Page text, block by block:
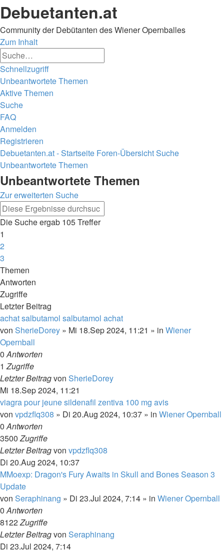
Debuetanten.at
Community der Debütanten des Wiener Opernballes
Zum Inhalt
Schnellzugriff
Unbeantwortete Themen
Aktive Themen
Suche
FAQ
Anmelden
Registrieren
Debuetanten.at - Startseite Foren-ÜbersichtSuche
Unbeantwortete Themen
Suche
Unbeantwortete Themen
Zur erweiterten Suche
Die Suche ergab 105 Treffer
1
2
3
Nächste
Themen
Antworten
Zugriffe
Letzter Beitrag
achat salbutamol salbutamol achat
von SherieDorey » Mi 18.Sep 2024, 11:21 » in Wiener
Opernball
0Antworten
1Zugriffe
Letzter Beitragvon SherieDorey
Mi 18.Sep 2024, 11:21
viagra pour jeune sildenafil zentiva 100 mg avis
von vpdzflq308 » Di 20.Aug 2024, 10:37 » in Wiener Opernball
0Antworten
3500Zugriffe
Letzter Beitragvon vpdzflq308
Di 20.Aug 2024, 10:37
MMoexp: Dragon's Fury Awaits in Skull and Bones Season 3
Update
von Seraphinang » Di 23.Jul 2024, 7:14 » in Wiener Opernball
0Antworten
8122Zugriffe
Letzter Beitragvon Seraphinang
Di 23.Jul 2024, 7:14